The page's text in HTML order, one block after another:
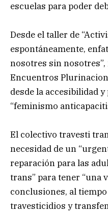
escuelas para poder
Desde el taller de
espontáneamente,
nosotres sin
Encuentros
desde la accesibilidad
“feminismo
El colectivo travesti
necesidad de un
reparación para las
trans” para tener “una
conclusiones, al
travesticidios y